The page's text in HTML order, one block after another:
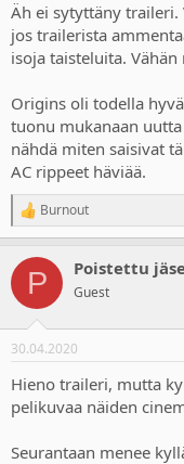
Äh ei sytyttäny
jos trailerista
isoja taisteluita.
Origins oli todella
tuonu mukanaan
nähdä miten saisivat
AC rippeet häviää.
R
e
c
i
s
Burnout
P Poistettu
Guest
30.04.2020
Hieno traileri, mutta
pelikuvaa näiden
Seurantaan menee